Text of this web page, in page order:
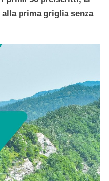
alla prima griglia senza